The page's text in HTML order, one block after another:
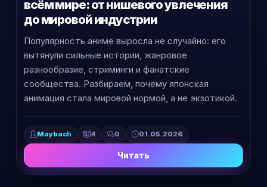
всём мире: от нишевого увлечения
до мировой индустрии
Популярность аниме выросла не случайно: его
вытянули сильные истории, жанровое
разнообразие, стриминги и фанатские
сообщества. Разбираем, почему японская
анимация стала мировой нормой, а не экзотикой.
Maybach 4 0 01.05.2026
Читать